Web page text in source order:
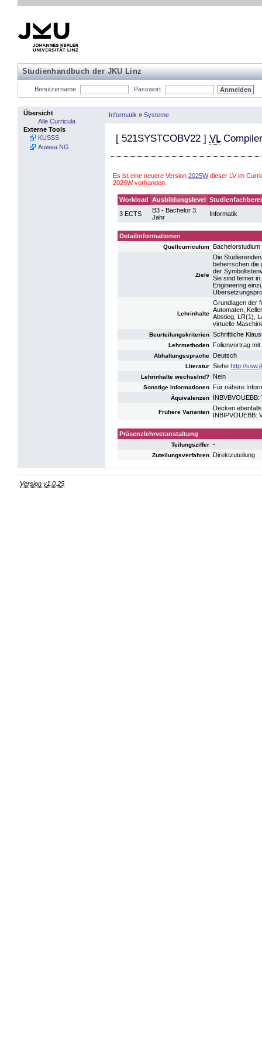
Studienhandbuch der JKU Linz
Benutzername Passwort
Übersicht
Alle Curricula
Externe Tools
KUSSS
Auwea NG
Informatik » Systeme
[ 521SYSTCOBV22 ] VL
Es ist eine neuere Version 2025Wdieser LV im
2026W vorhanden.
Workload Ausbildungslevel
3 ECTS
B3 - Bachelor 3.
Jahr
Informatik
Detailinformationen
Quellcurriculum
Ziele
Die
beherrschen die
der
Sie sind ferner
Engineering
Lehrinhalte
Grundlagen der
Automaten,
Abstieg, LR(1),
virtuelle
Beurteilungskriterien Schriftliche
Lehrmethoden Folienvortrag mit
Abhaltungssprache Deutsch
Literatur Siehe http://
Lehrinhalte wechselnd? Nein
Sonstige Informationen Für nähere
Äquivalenzen
Frühere Varianten
Decken
INBIPVOUEBB:
Präsenzlehrveranstaltung
Teilungsziffer -
Zuteilungsverfahren Direktzuteilung
Version v1.0.25